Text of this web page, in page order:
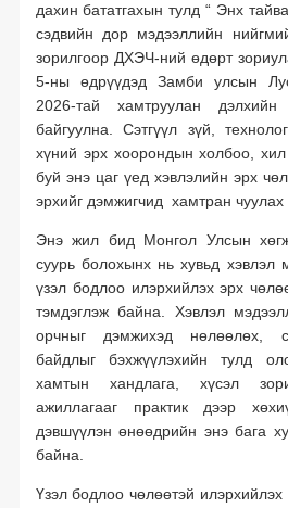
дахин бататгахын тулд “ Энх
сэдвийн дор мэдээллийн
зорилгоор ДХЭЧ-ний өдөрт
5-ны өдрүүдэд Замби улсын
2026-тай хамтруулан
байгуулна. Сэтгүүл зүй,
хүний эрх хоорондын холбоо,
буй энэ цаг үед хэвлэлийн эрх
эрхийг дэмжигчид хамтран
Энэ жил бид Монгол Улсын
суурь болохынх нь хувьд хэвлэл
үзэл бодлоо илэрхийлэх эрх
тэмдэглэж байна. Хэвлэл
орчныг дэмжихэд нөлөөлөх,
байдлыг бэхжүүлэхийн тулд
хамтын хандлага, хүсэл
ажиллагааг практик дээр
дэвшүүлэн өнөөдрийн энэ бага
байна.
Үзэл бодлоо чөлөөтэй